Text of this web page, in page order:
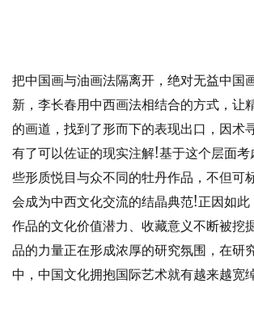
把中国画与油画法隔离开，绝对无益中国
新，李长春用中西画法相结合的方式，让
的画道，找到了形而下的表现出口，因术
有了可以佐证的现实注解!基于这个层面
些形质悦目与众不同的牡丹作品，不但可
会成为中西文化交流的结晶典范!正因如
作品的文化价值潜力、收藏意义不断被挖
品的力量正在形成浓厚的研究氛围，在研
中，中国文化拥抱国际艺术就有越来越宽